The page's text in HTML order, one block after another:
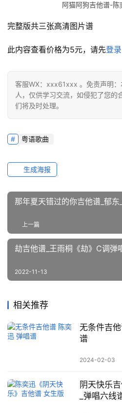
阿猫阿狗吉他谱-陈
完整版共三张高清图片谱
此内容查看价格为5元，请先登录
客服WX：xxx61xxx 。免责声明
人，仅供学习交流，如侵犯了您的
们将及时处理。
粤语歌曲
生成海报
那年夏天错过的你吉他谱_郁
上一篇
劫吉他谱_王雨桐《劫》C调弹
2022-11-13
相关推荐
无条件吉
谱
2024-02-03
阴天快乐
_弹唱六线